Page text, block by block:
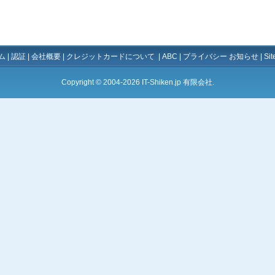
認証 会社概要 クレジットカードについて ABC プライバシー お知らせ
Copyright © 2004-2026 IT-Shiken.jp 有限会社.